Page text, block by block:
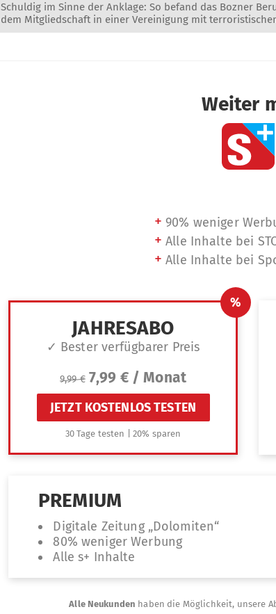
Schuldig im Sinne der Anklage: So befand das Bozner
dem Mitgliedschaft in einer Vereinigung mit